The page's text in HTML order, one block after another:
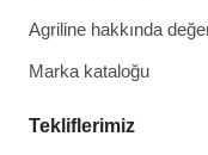
Agriline hakkında
Marka kataloğu
Tekliflerimiz